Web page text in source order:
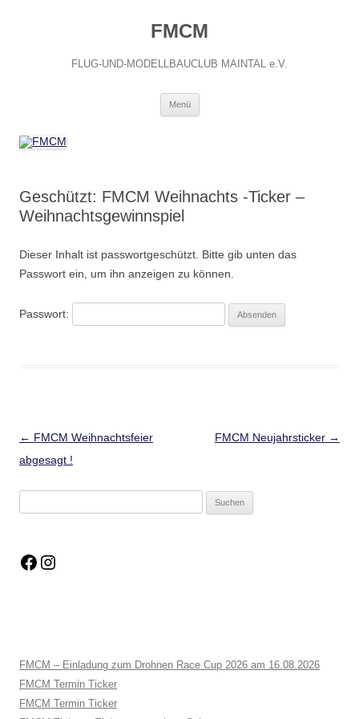
FMCM
FLUG-UND-MODELLBAUCLUB MAINTAL e.V.
Menü
Geschützt: FMCM Weihnachts -Ticker –
Weihnachtsgewinnspiel
Dieser Inhalt ist passwortgeschützt. Bitte gib unten das
Passwort ein, um ihn anzeigen zu können.
Passwort:
Beitragsnavigation
← FMCM Weihnachtsfeier
abgesagt !
FMCM Neujahrsticker →
FMCM – Einladung zum Drohnen Race Cup 2026 am 16.08.2026
FMCM Termin Ticker
FMCM Termin Ticker